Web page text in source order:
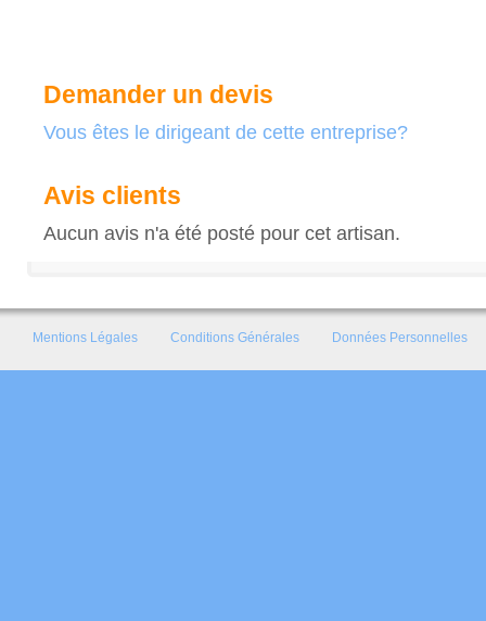
Demander un devis
Vous êtes le dirigeant de cette entreprise?
Avis clients
Aucun avis n'a été posté pour cet artisan.
Mentions Légales Conditions Générales Données Personnelles